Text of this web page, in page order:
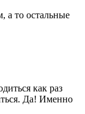
а то остальные
как раз
Да! Именно